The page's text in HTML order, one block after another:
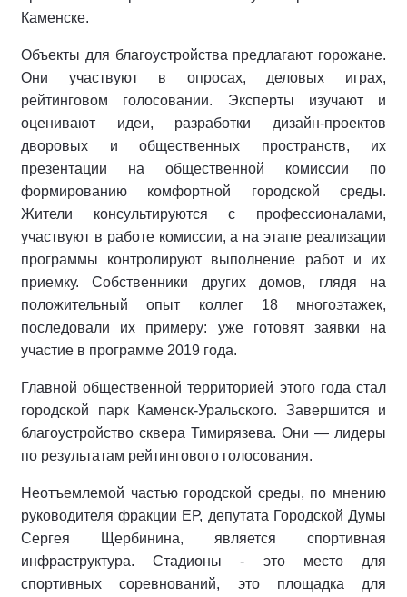
Каменске.
Объекты для благоустройства предлагают горожане.
Они участвуют в опросах, деловых играх,
рейтинговом голосовании. Эксперты изучают и
оценивают идеи, разработки дизайн-проектов
дворовых и общественных пространств, их
презентации на общественной комиссии по
формированию комфортной городской среды.
Жители консультируются с профессионалами,
участвуют в работе комиссии, а на этапе реализации
программы контролируют выполнение работ и их
приемку. Собственники других домов, глядя на
положительный опыт коллег 18 многоэтажек,
последовали их примеру: уже готовят заявки на
участие в программе 2019 года.
Главной общественной территорией этого года стал
городской парк Каменск-Уральского. Завершится и
благоустройство сквера Тимирязева. Они ― лидеры
по результатам рейтингового голосования.
Неотъемлемой частью городской среды, по мнению
руководителя фракции ЕР, депутата Городской Думы
Сергея Щербинина, является спортивная
инфраструктура. Стадионы - это место для
спортивных соревнований, это площадка для